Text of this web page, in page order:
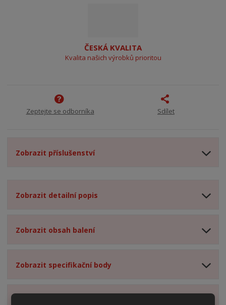
ČESKÁ KVALITA
Kvalita našich výrobků prioritou
Zeptejte se odborníka Sdílet
Zobrazit příslušenství
Zobrazit detailní popis
Zobrazit obsah balení
Zobrazit specifikační body